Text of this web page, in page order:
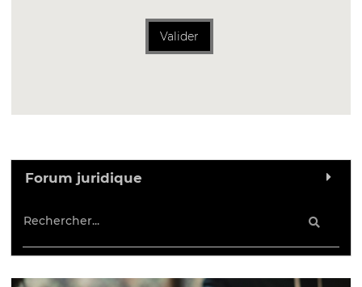
Valider
Forum juridique